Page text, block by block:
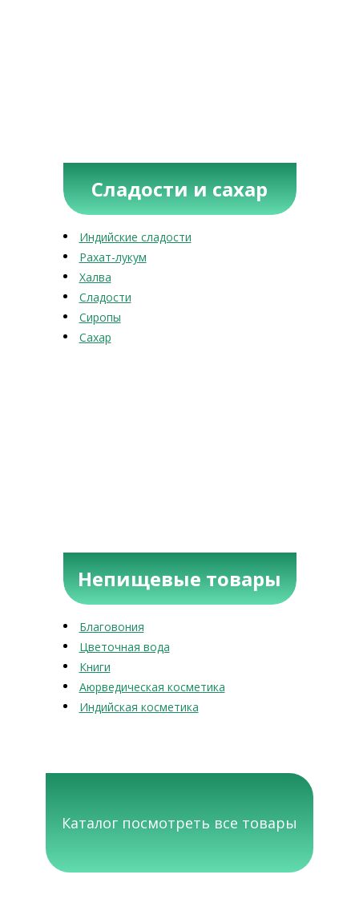
Сладости и сахар
Индийские сладости
Рахат-лукум
Халва
Сладости
Сиропы
Сахар
Непищевые товары
Благовония
Цветочная вода
Книги
Аюрведическая косметика
Индийская косметика
Каталог посмотреть все товары